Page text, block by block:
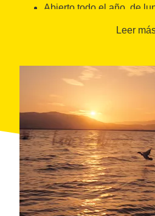
Abierto todo el año, de
Duración de la actividad:
Marítimo de la Urbanización
Idiomas: Catalán, castellano,
Accesibilidad: Actividad no
silla de ruedas o con movilidad
Se requiere un mínimo de 2
realizar la actividad.
Leer